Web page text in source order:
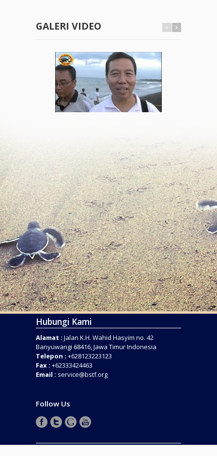
GALERI VIDEO
Hubungi Kami
Alamat : Jalan K.H. Wahid Hasyim no. 42
Banyuwangi 68416, Jawa Timur Indonesia
Telepon : +628123223123
Fax : +62333424463
Email : service@bstf.org
Follow Us